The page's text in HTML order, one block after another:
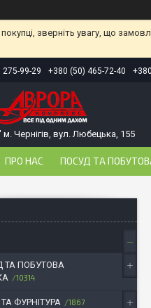
зверніть увагу, що
99-29 +380 (50) 465-72-40
Чернігів, вул. Любецька, 155
ПРО НАС ПОСУД ТА
ТА ПОБУТОВА
10314
ФУРНІТУРА 1867